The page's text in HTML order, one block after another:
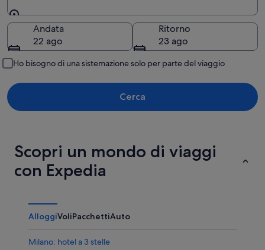
Destinazione
Andata
22 ago
Ritorno
23 ago
Ho bisogno di una sistemazione solo per parte del viaggio
Cerca
Scopri un mondo di viaggi
con Expedia
AlloggiVoliPacchettiAuto
Milano: hotel a 3 stelle